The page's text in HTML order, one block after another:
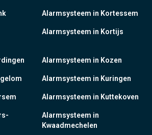
Alarmsysteem in Kortessem
Alarmsysteem in Kortijs
Alarmsysteem in Kozen
Alarmsysteem in Kuringen
Alarmsysteem in Kuttekoven
Alarmsysteem in
Kwaadmechelen